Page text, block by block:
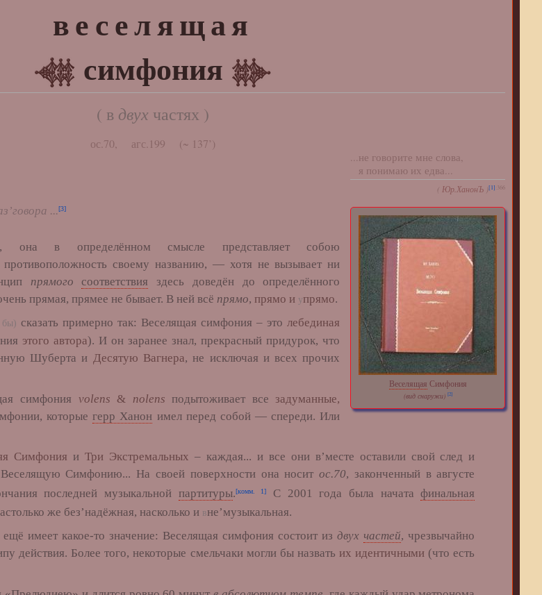
веселящая
симфония
( в двух частях )
ос.70, агс.199 (~ 137’)
...не говорите мне слова,
я понимаю их едва...
( Юр.ХанонЪ )[1] :366
Веселящая Симфония
(вид снаружи) [2]
...[3]
в определённом смысле представляет собою
противоположность своему названию, — хотя не вызывает ни
прямого соответствия здесь доведён до определённого
прямая, прямее не бывает. В ней всё прямо, прямо и упрямо.
бы) сказать примерно так: Веселящая симфония – этолебединая
этого автора). И он заранее знал, прекрасный придурок, что
Шуберта и Десятую Вагнера, не исключая и всех прочих
симфония volens & nolens подытоживает все задуманные,
которыегерр Ханон имел перед собой — спереди. Или
Симфония иТри Экстремальных – каждая... и все они в’месте оставили свой след и
Симфонию... На своей поверхности она носитoc.70, законченный в августе
последней музыкальной партитуры.[комм. 1] С 2001 года была начатафинальная
же без’надёжная, насколько и вне’музыкальная.
имеет какое-то значение: Веселящая симфония состоит издвух частей, чрезвычайно
действия. Более того, некоторые смельчаки могли бы назвать их идентичными (что есть